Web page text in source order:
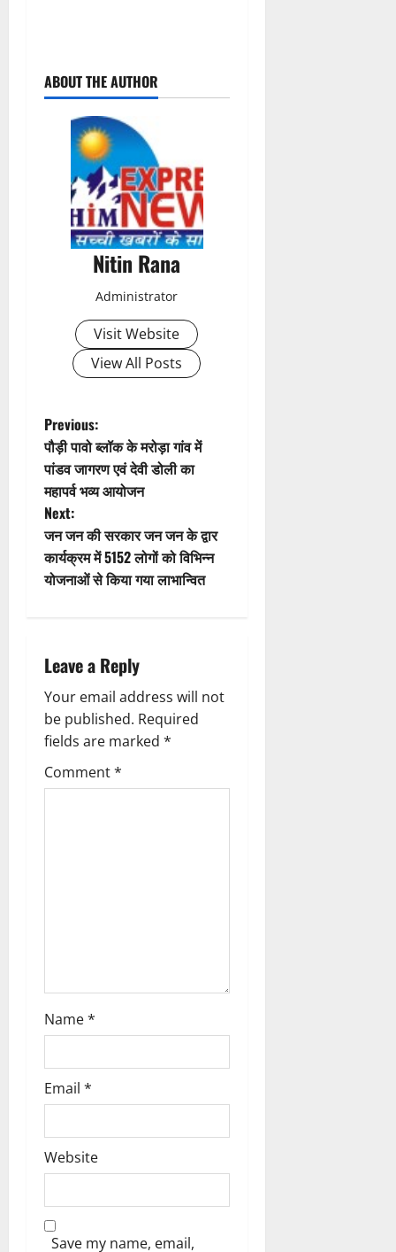
o
t
i
o
n
ABOUT THE AUTHOR
Nitin Rana
Administrator
Visit Website
View All Posts
P
o
s
t
n
v
i
g
a
Previous:
पौड़ी पावो ब्लॉक के मरोड़ा गांव में
पांडव जागरण एवं देवी डोली का
महापर्व भव्य आयोजन
Next:
जन जन की सरकार जन जन के द्वार
कार्यक्रम में 5152 लोगों को विभिन्न
योजनाओं से किया गया लाभान्वित
Leave a Reply
Your email address will not
be published. Required
fields are marked *
Comment*
Name*
Email *
Website
Save my name, email,